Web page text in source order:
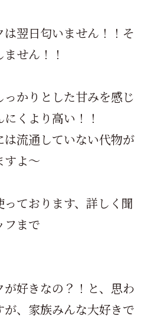
は翌日匂いません！！そ
せん！！
かりとした甘みを感じ
くより高い！！
は流通していない代物が
すよ～
ております、詳しく聞
フまで
が好きなの？！と、思わ
、家族みんな大好きで